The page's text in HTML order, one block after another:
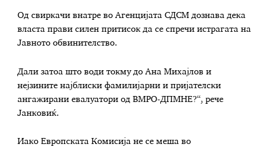
Од свиркачи внатре во Агенцијата СДСМ дознава дека
власта прави силен притисок да се спречи истрагата на
Јавното обвинителство.
Дали затоа што води токму до Ана Михајлов и
нејзините најблиски фамилијарни и пријателски
ангажирани евалуатори од ВМРО-ДПМНЕ?“, рече
Јанковиќ.
Иако Европската Комисија не се меша во